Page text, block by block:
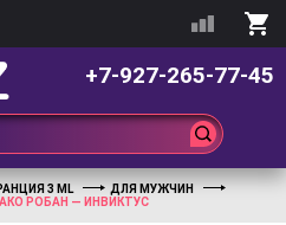
+7-927-265-77-45
3 ML
ДЛЯ МУЖЧИН
РОБАН — ИНВИКТУС